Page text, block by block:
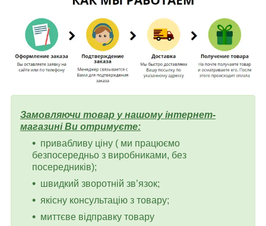
Замовляючи товар у нашому інтернет-
магазині Ви отримуєте:
привабливу ціну ( ми працюємо
безпосередньо з виробниками, без
посередників);
швидкий зворотній зв’язок;
якісну консультацію з товару;
миттєве відправку товару